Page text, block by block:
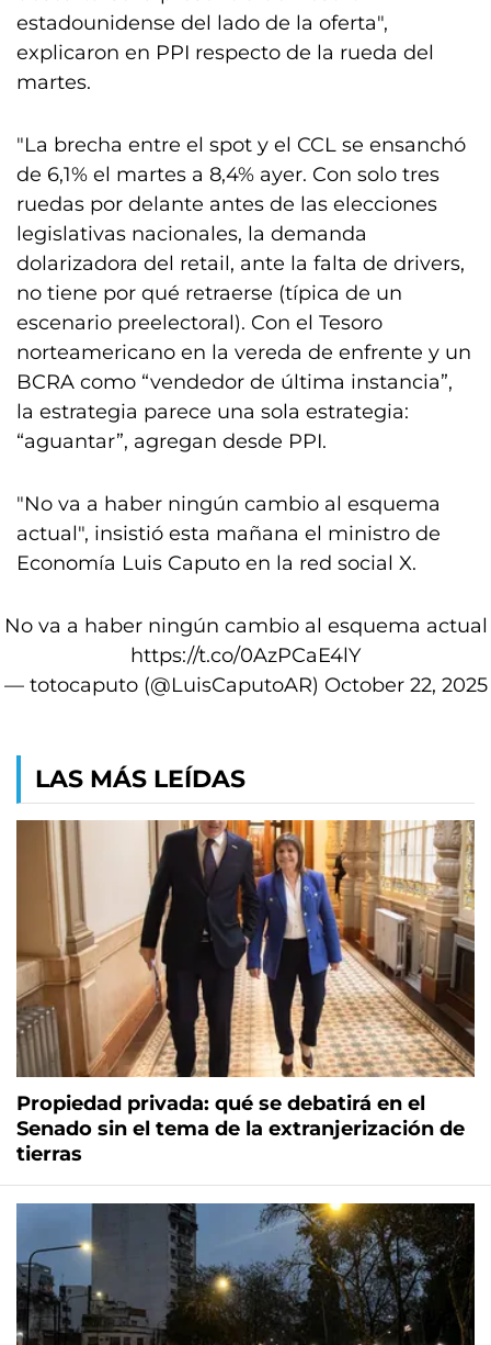
estadounidense del lado de la oferta",
explicaron en PPI respecto de la rueda del
martes.
"La brecha entre el spot y el CCL se ensanchó
de 6,1% el martes a 8,4% ayer. Con solo tres
ruedas por delante antes de las elecciones
legislativas nacionales, la demanda
dolarizadora del retail, ante la falta de drivers,
no tiene por qué retraerse (típica de un
escenario preelectoral). Con el Tesoro
norteamericano en la vereda de enfrente y un
BCRA como “vendedor de última instancia”,
la estrategia parece una sola estrategia:
“aguantar”, agregan desde PPI.
"No va a haber ningún cambio al esquema
actual", insistió esta mañana el ministro de
Economía Luis Caputo en la red social X.
No va a haber ningún cambio al esquema actual
https://t.co/0AzPCaE4lY
— totocaputo (@LuisCaputoAR) October 22, 2025
LAS MÁS LEÍDAS
Propiedad privada: qué se debatirá en el
Senado sin el tema de la extranjerización de
tierras